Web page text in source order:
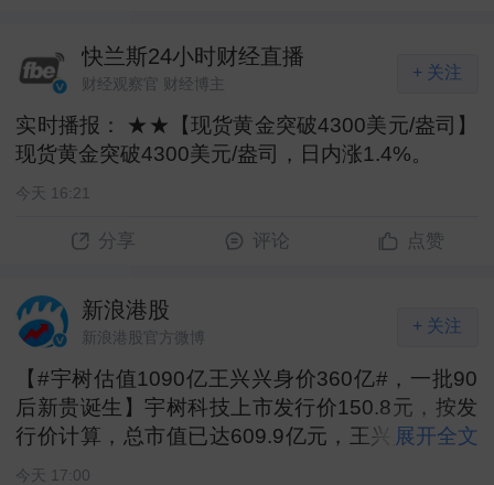
快兰斯24小时财经直播
财经观察官 财经博主
+ 关注
实时播报： ★★【现货黄金突破4300美元/盎司】
现货黄金突破4300美元/盎司，日内涨1.4%。 ​
今天 16:21
分享 评论 点赞
新浪港股
新浪港股官方微博
+ 关注
【#宇树估值1090亿王兴兴身价360亿#，一批90
后新贵诞生】宇树科技上市发行价150.8元，按发
行价计算，总市值已达609.9亿元，王兴兴直接间
接合计持有33.36%股权，对应身价超200亿元。
展开全文
今天 17:00